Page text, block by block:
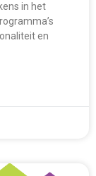
in het
en